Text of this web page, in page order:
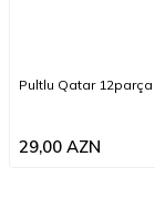
Pultlu Qatar 12parça
29,00 AZN